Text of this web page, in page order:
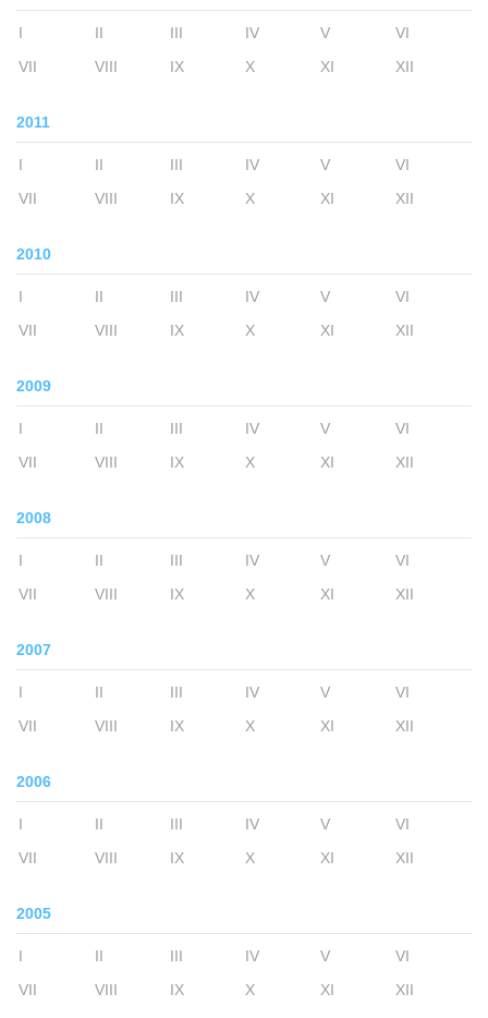
I II III IV V
VI
VII
VIII IX X XI XII
2011
I II III IV V
VI
VII
VIII IX X XI XII
2010
I II III IV V
VI
VII
VIII IX X XI XII
2009
I II III IV V
VI
VII
VIII IX X XI XII
2008
I II III IV V
VI
VII
VIII IX X XI XII
2007
I II III IV V
VI
VII
VIII IX X XI XII
2006
I II III IV V
VI
VII
VIII IX X XI XII
2005
I II III IV V
VI
VII
VIII IX X XI XII